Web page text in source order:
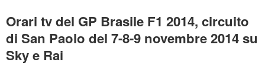
Orari tv del GP Brasile F1 2014, circuito
di San Paolo del 7-8-9 novembre 2014 su
Sky e Rai